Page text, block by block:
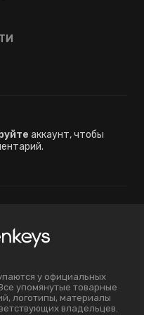
аккаунт, чтобы
у официальных
упомянутые товарные
логотипы, материалы
владельцев.